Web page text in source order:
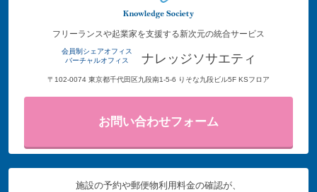
フリーランスや起業家を支援する新次元の統合サービス
会員制シェアオフィス
バーチャルオフィス
ナレッジソサエティ
〒102-0074 東京都千代田区九段南1-5-6 りそな九段ビル5F KSフロア
お問い合わせフォーム
施設の予約や郵便物利用料金の確認が、